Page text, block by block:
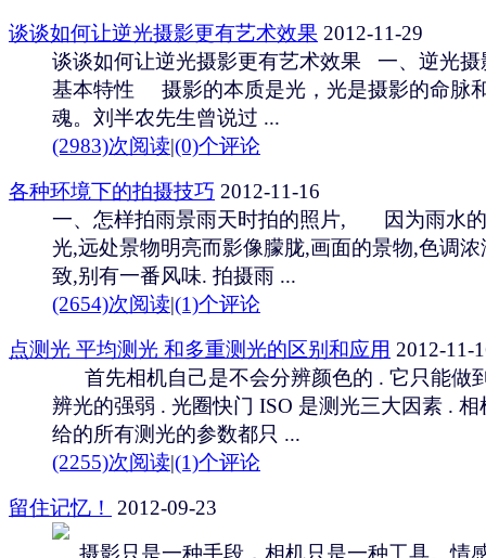
谈谈如何让逆光摄影更有艺术效果 2012-11-29
谈谈如何让逆光摄影更有艺术效果 一、逆光摄
基本特性 摄影的本质是光，光是摄影的命脉
魂。刘半农先生曾说过 ...
(2983)次阅读|(0)个评论
各种环境下的拍摄技巧 2012-11-16
一、怎样拍雨景雨天时拍的照片, 因为雨水
光,远处景物明亮而影像朦胧,画面的景物,色调浓
致,别有一番风味. 拍摄雨 ...
(2654)次阅读|(1)个评论
点测光 平均测光 和多重测光的区别和应用 2012-11-
首先相机自己是不会分辨颜色的 . 它只能做
辨光的强弱 . 光圈快门 ISO 是测光三大因素 . 相
给的所有测光的参数都只 ...
(2255)次阅读|(1)个评论
留住记忆！
2012-09-23
摄影只是一种手段，相机只是一种工具。情